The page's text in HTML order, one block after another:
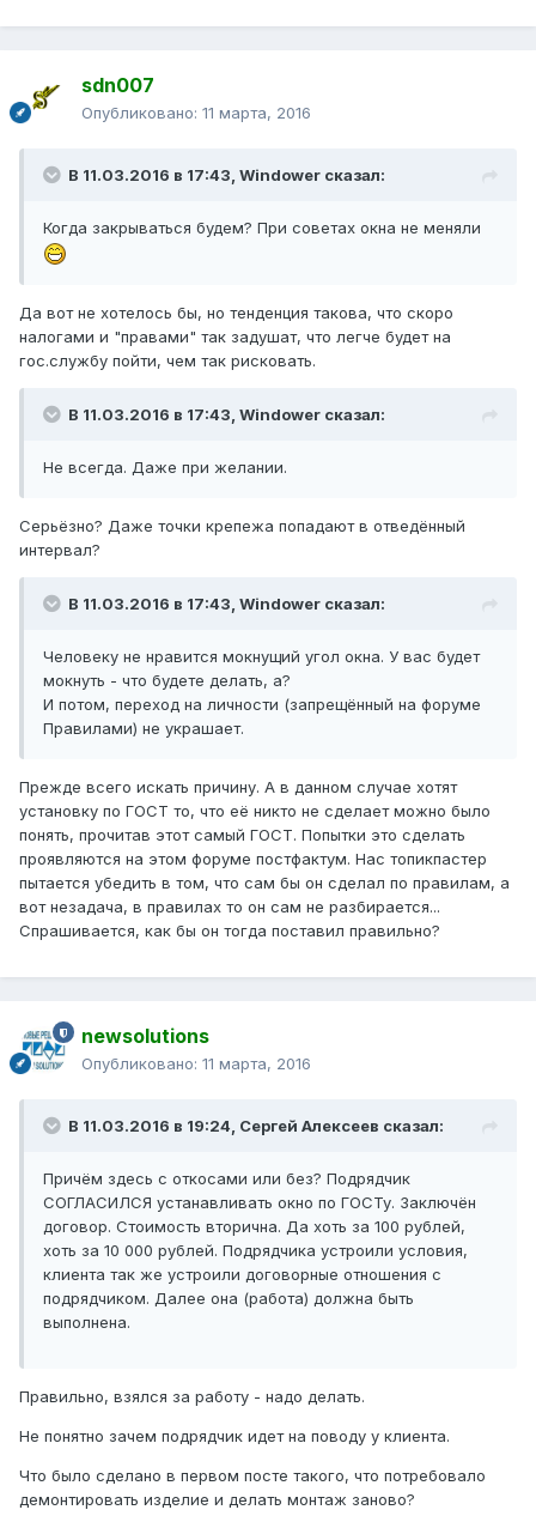
sdn007
Опубликовано: 11 марта, 2016
В 11.03.2016 в 17:43, Windower сказал:
Когда закрываться будем? При советах окна не меняли
Да вот не хотелось бы, но тенденция такова, что скоро
налогами и "правами" так задушат, что легче будет на
гос.службу пойти, чем так рисковать.
В 11.03.2016 в 17:43, Windower сказал:
Не всегда. Даже при желании.
Серьёзно? Даже точки крепежа попадают в отведённый
интервал?
В 11.03.2016 в 17:43, Windower сказал:
Человеку не нравится мокнущий угол окна. У вас будет
мокнуть - что будете делать, а?
И потом, переход на личности (запрещённый на форуме
Правилами) не украшает.
Прежде всего искать причину. А в данном случае хотят
установку по ГОСТ то, что её никто не сделает можно было
понять, прочитав этот самый ГОСТ. Попытки это сделать
проявляются на этом форуме постфактум. Нас топикпастер
пытается убедить в том, что сам бы он сделал по правилам, а
вот незадача, в правилах то он сам не разбирается...
Спрашивается, как бы он тогда поставил правильно?
newsolutions
Опубликовано: 11 марта, 2016
В 11.03.2016 в 19:24, Сергей Алексеев сказал:
Причём здесь с откосами или без? Подрядчик
СОГЛАСИЛСЯ устанавливать окно по ГОСТу. Заключён
договор. Стоимость вторична. Да хоть за 100 рублей,
хоть за 10 000 рублей. Подрядчика устроили условия,
клиента так же устроили договорные отношения с
подрядчиком. Далее она (работа) должна быть
выполнена.
Правильно, взялся за работу - надо делать.
Не понятно зачем подрядчик идет на поводу у клиента.
Что было сделано в первом посте такого, что потребовало
демонтировать изделие и делать монтаж заново?